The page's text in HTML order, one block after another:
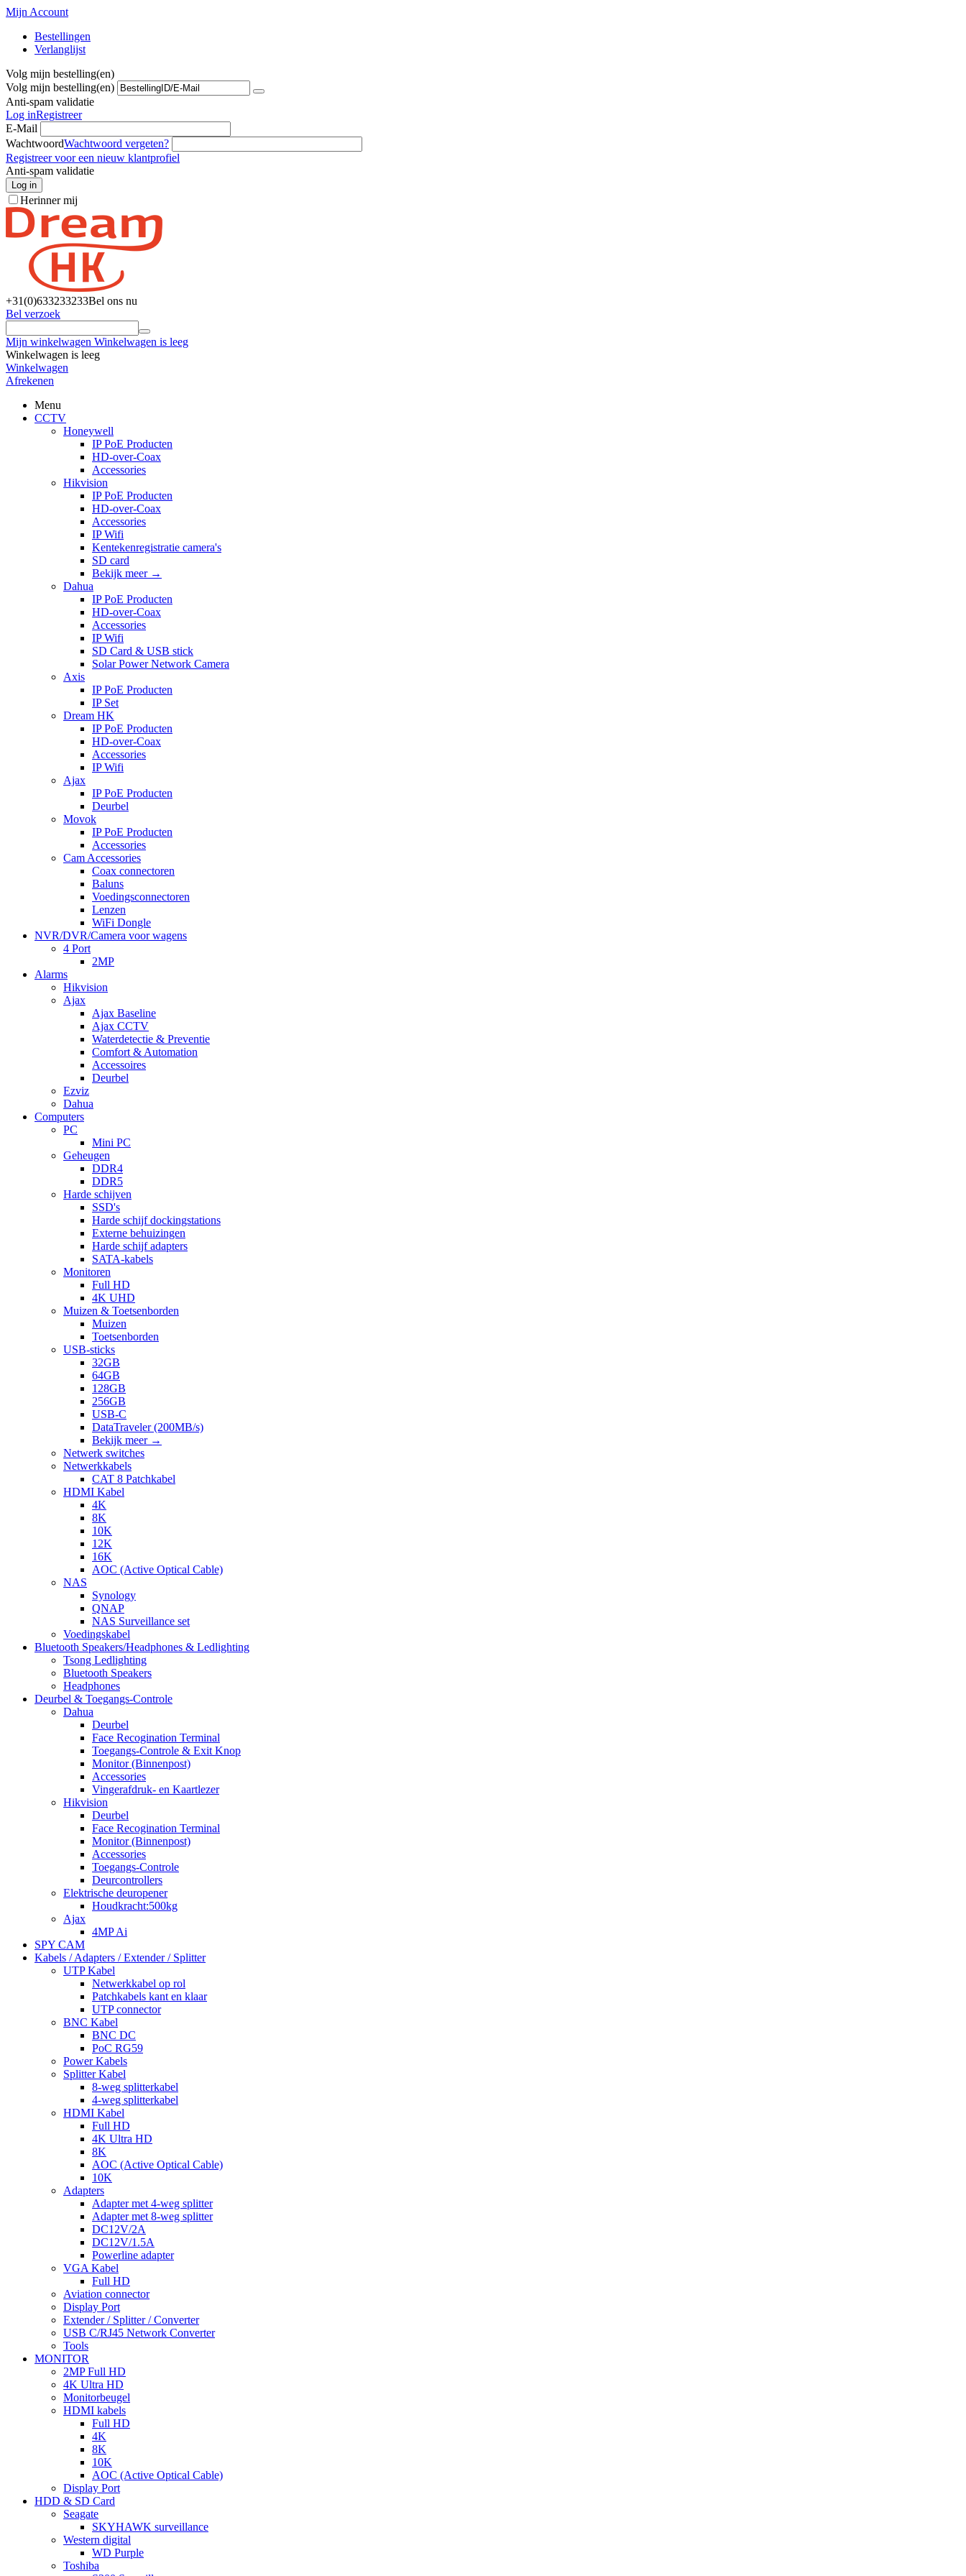
Mijn Account
Bestellingen
Verlanglijst
Volg mijn bestelling(en)
Volg mijn bestelling(en)
Anti-spam validatie
Log inRegistreer
E-Mail
WachtwoordWachtwoord vergeten?
Registreer voor een nieuw klantprofiel
Anti-spam validatie
Log in
Herinner mij
+31(0)633233233Bel ons nu
Bel verzoek
Mijn winkelwagen Winkelwagen is leeg
Winkelwagen is leeg
Winkelwagen
Afrekenen
Menu
CCTV
Honeywell
IP PoE Producten
HD-over-Coax
Accessories
Hikvision
IP PoE Producten
HD-over-Coax
Accessories
IP Wifi
Kentekenregistratie camera's
SD card
Bekijk meer →
Dahua
IP PoE Producten
HD-over-Coax
Accessories
IP Wifi
SD Card & USB stick
Solar Power Network Camera
Axis
IP PoE Producten
IP Set
Dream HK
IP PoE Producten
HD-over-Coax
Accessories
IP Wifi
Ajax
IP PoE Producten
Deurbel
Movok
IP PoE Producten
Accessories
Cam Accessories
Coax connectoren
Baluns
Voedingsconnectoren
Lenzen
WiFi Dongle
NVR/DVR/Camera voor wagens
4 Port
2MP
Alarms
Hikvision
Ajax
Ajax Baseline
Ajax CCTV
Waterdetectie & Preventie
Comfort & Automation
Accessoires
Deurbel
Ezviz
Dahua
Computers
PC
Mini PC
Geheugen
DDR4
DDR5
Harde schijven
SSD's
Harde schijf dockingstations
Externe behuizingen
Harde schijf adapters
SATA-kabels
Monitoren
Full HD
4K UHD
Muizen & Toetsenborden
Muizen
Toetsenborden
USB-sticks
32GB
64GB
128GB
256GB
USB-C
DataTraveler (200MB/s)
Bekijk meer →
Netwerk switches
Netwerkkabels
CAT 8 Patchkabel
HDMI Kabel
4K
8K
10K
12K
16K
AOC (Active Optical Cable)
NAS
Synology
QNAP
NAS Surveillance set
Voedingskabel
Bluetooth Speakers/Headphones & Ledlighting
Tsong Ledlighting
Bluetooth Speakers
Headphones
Deurbel & Toegangs-Controle
Dahua
Deurbel
Face Recogination Terminal
Toegangs-Controle & Exit Knop
Monitor (Binnenpost)
Accessories
Vingerafdruk- en Kaartlezer
Hikvision
Deurbel
Face Recogination Terminal
Monitor (Binnenpost)
Accessories
Toegangs-Controle
Deurcontrollers
Elektrische deuropener
Houdkracht:500kg
Ajax
4MP Ai
SPY CAM
Kabels / Adapters / Extender / Splitter
UTP Kabel
Netwerkkabel op rol
Patchkabels kant en klaar
UTP connector
BNC Kabel
BNC DC
PoC RG59
Power Kabels
Splitter Kabel
8-weg splitterkabel
4-weg splitterkabel
HDMI Kabel
Full HD
4K Ultra HD
8K
AOC (Active Optical Cable)
10K
Adapters
Adapter met 4-weg splitter
Adapter met 8-weg splitter
DC12V/2A
DC12V/1.5A
Powerline adapter
VGA Kabel
Full HD
Aviation connector
Display Port
Extender / Splitter / Converter
USB C/RJ45 Network Converter
Tools
MONITOR
2MP Full HD
4K Ultra HD
Monitorbeugel
HDMI kabels
Full HD
4K
8K
10K
AOC (Active Optical Cable)
Display Port
HDD & SD Card
Seagate
SKYHAWK surveillance
Western digital
WD Purple
Toshiba